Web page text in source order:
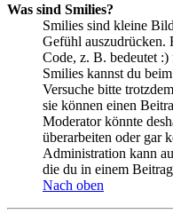
Was sind Smilies?
Smilies sind kleine
Gefühl auszudrücken.
Code, z. B. bedeutet
Smilies kannst du
Versuche bitte
sie können einen
Moderator könnte
überarbeiten oder gar
Administration kann
die du in einem
Nach oben